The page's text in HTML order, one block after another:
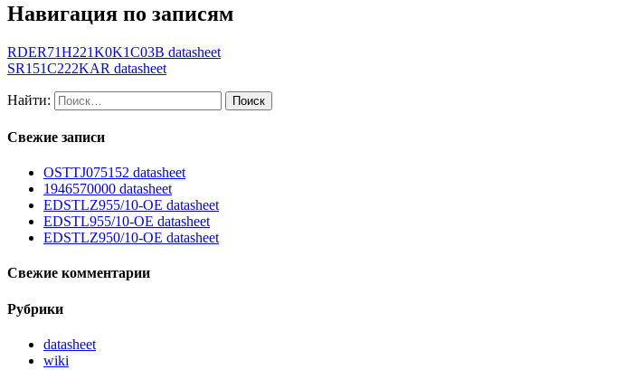
Навигация по записям
RDER71H221K0K1C03B datasheet
SR151C222KAR datasheet
Найти:
Свежие записи
OSTTJ075152 datasheet
1946570000 datasheet
EDSTLZ955/10-OE datasheet
EDSTL955/10-OE datasheet
EDSTLZ950/10-OE datasheet
Свежие комментарии
Рубрики
datasheet
wiki